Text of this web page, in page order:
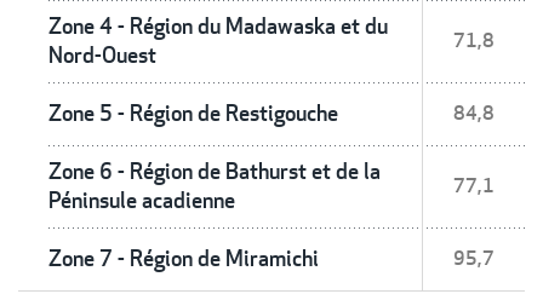
Zone 4 - Région du Madawaska et du
Nord-Ouest
71,8
Zone 5 - Région de Restigouche 84,8
Zone 6 - Région de Bathurst et de la
Péninsule acadienne
77,1
Zone 7 - Région de Miramichi 95,7